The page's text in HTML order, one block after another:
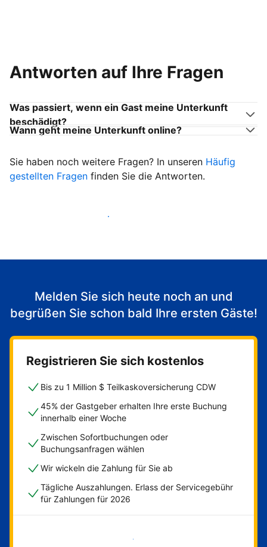
Antworten auf Ihre Fragen
Was passiert, wenn ein Gast meine Unterkunft
beschädigt?
Wann geht meine Unterkunft online?
Sie haben noch weitere Fragen? In unseren Häufig
gestellten Fragen finden Sie die Antworten.
Heißen Sie ab sofort Gäste willkommen
Melden Sie sich heute noch an und
begrüßen Sie schon bald Ihre ersten Gäste!
Registrieren Sie sich kostenlos
Bis zu 1 Million $ Teilkaskoversicherung CDW
45% der Gastgeber erhalten Ihre erste Buchung
innerhalb einer Woche
Zwischen Sofortbuchungen oder
Buchungsanfragen wählen
Wir wickeln die Zahlung für Sie ab
Tägliche Auszahlungen. Erlass der Servicegebühr
für Zahlungen für 2026
Jetzt loslegen